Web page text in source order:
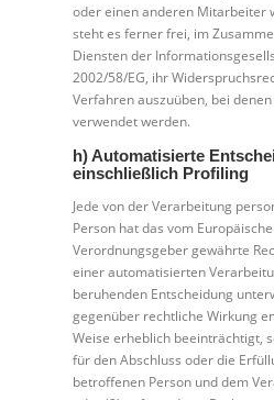
oder einen anderen Mitarbeiter
steht es ferner frei, im
Diensten der
2002/58/EG, ihr
Verfahren auszuüben, bei
verwendet werden.
h) Automatisierte
einschließlich Profiling
Jede von der Verarbeitung
Person hat das vom
Verordnungsgeber gewährte
einer automatisierten
beruhenden Entscheidung
gegenüber rechtliche Wirkung
Weise erheblich beeinträchtigt,
für den Abschluss oder die
betroffenen Person und dem